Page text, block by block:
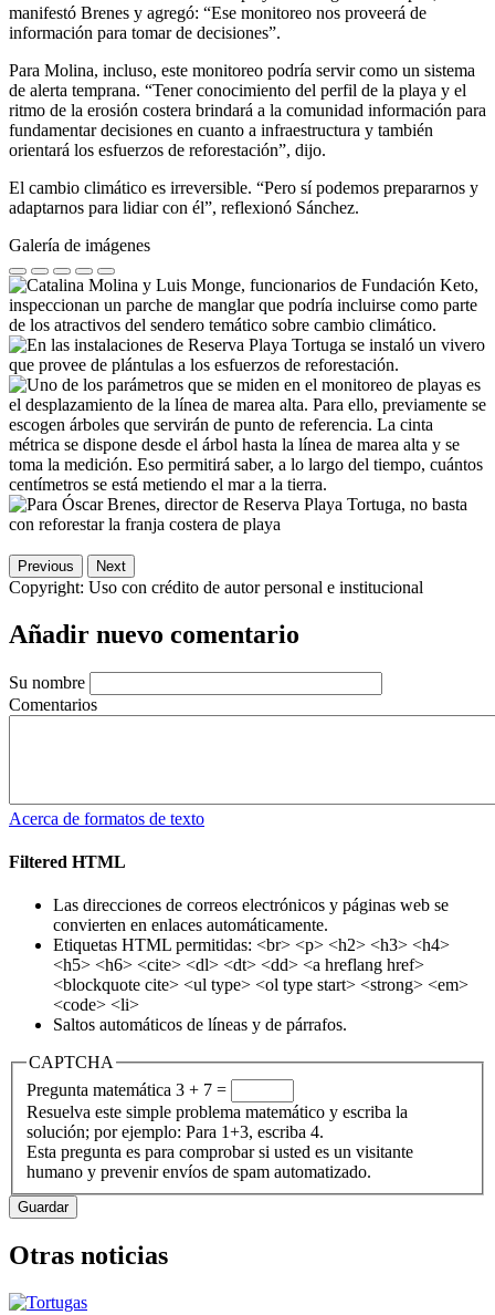
manifestó Brenes y agregó: “Ese monitoreo nos proveerá de
información para tomar de decisiones”.
Para Molina, incluso, este monitoreo podría servir como un sistema
de alerta temprana. “Tener conocimiento del perfil de la playa y el
ritmo de la erosión costera brindará a la comunidad información para
fundamentar decisiones en cuanto a infraestructura y también
orientará los esfuerzos de reforestación”, dijo.
El cambio climático es irreversible. “Pero sí podemos prepararnos y
adaptarnos para lidiar con él”, reflexionó Sánchez.
Galería de imágenes
Previous Next
Copyright: Uso con crédito de autor personal e institucional
Añadir nuevo comentario
Su nombre
Comentarios
Acerca de formatos de texto
Filtered HTML
Las direcciones de correos electrónicos y páginas web se
convierten en enlaces automáticamente.
Etiquetas HTML permitidas: <br> <p> <h2> <h3> <h4>
<h5> <h6> <cite> <dl> <dt> <dd> <a hreflang href>
<blockquote cite> <ul type> <ol type start> <strong> <em>
<code> <li>
Saltos automáticos de líneas y de párrafos.
CAPTCHA
Pregunta matemática 3 + 7 =
Resuelva este simple problema matemático y escriba la
solución; por ejemplo: Para 1+3, escriba 4.
Esta pregunta es para comprobar si usted es un visitante
humano y prevenir envíos de spam automatizado.
Otras noticias